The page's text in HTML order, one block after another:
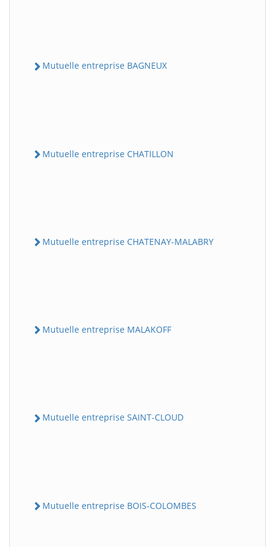
Mutuelle entreprise BAGNEUX
Mutuelle entreprise CHATILLON
Mutuelle entreprise CHATENAY-MALABRY
Mutuelle entreprise MALAKOFF
Mutuelle entreprise SAINT-CLOUD
Mutuelle entreprise BOIS-COLOMBES